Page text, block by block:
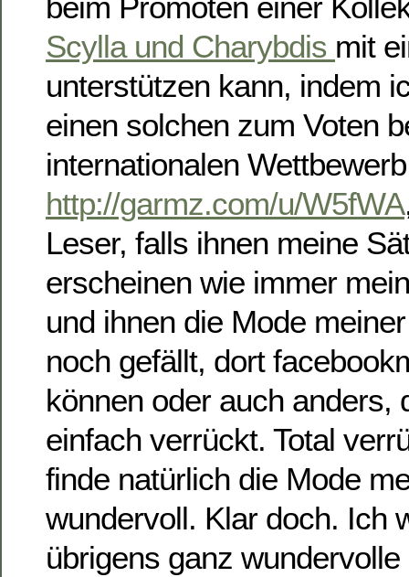
beim Promoten einer
Scylla und Charybdis mit
unterstützen kann, indem
einen solchen zum Voten
internationalen
http://garmz.com/u/W5fWA
Leser, falls ihnen meine
erscheinen wie immer
und ihnen die Mode
noch gefällt, dort
können oder auch anders,
einfach verrückt. Total
finde natürlich die Mode
wundervoll. Klar doch. Ich
übrigens ganz